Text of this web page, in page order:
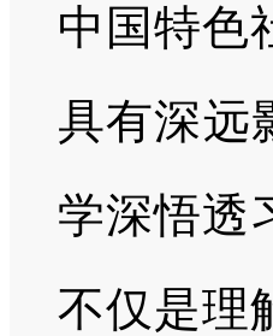
中国特色
具有深远
学深悟透
不仅是理